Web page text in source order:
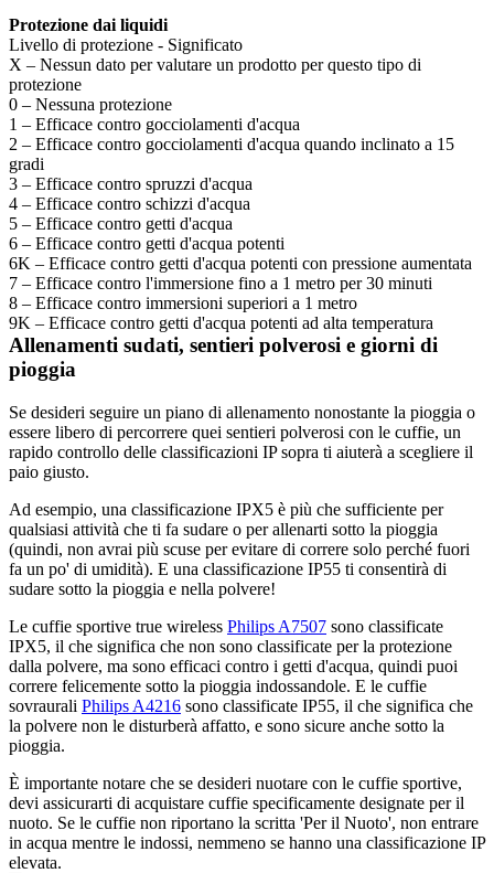
Protezione dai liquidi
Livello di protezione - Significato
X – Nessun dato per valutare un prodotto per questo tipo di
protezione
0 – Nessuna protezione
1 – Efficace contro gocciolamenti d'acqua
2 – Efficace contro gocciolamenti d'acqua quando inclinato a 15
gradi
3 – Efficace contro spruzzi d'acqua
4 – Efficace contro schizzi d'acqua
5 – Efficace contro getti d'acqua
6 – Efficace contro getti d'acqua potenti
6K – Efficace contro getti d'acqua potenti con pressione aumentata
7 – Efficace contro l'immersione fino a 1 metro per 30 minuti
8 – Efficace contro immersioni superiori a 1 metro
9K – Efficace contro getti d'acqua potenti ad alta temperatura
Allenamenti sudati, sentieri polverosi e giorni di
pioggia
Se desideri seguire un piano di allenamento nonostante la pioggia o
essere libero di percorrere quei sentieri polverosi con le cuffie, un
rapido controllo delle classificazioni IP sopra ti aiuterà a scegliere il
paio giusto.
Ad esempio, una classificazione IPX5 è più che sufficiente per
qualsiasi attività che ti fa sudare o per allenarti sotto la pioggia
(quindi, non avrai più scuse per evitare di correre solo perché fuori
fa un po' di umidità). E una classificazione IP55 ti consentirà di
sudare sotto la pioggia e nella polvere!
Le cuffie sportive true wireless Philips A7507 sono classificate
IPX5, il che significa che non sono classificate per la protezione
dalla polvere, ma sono efficaci contro i getti d'acqua, quindi puoi
correre felicemente sotto la pioggia indossandole. E le cuffie
sovraurali Philips A4216 sono classificate IP55, il che significa che
la polvere non le disturberà affatto, e sono sicure anche sotto la
pioggia.
È importante notare che se desideri nuotare con le cuffie sportive,
devi assicurarti di acquistare cuffie specificamente designate per il
nuoto. Se le cuffie non riportano la scritta 'Per il Nuoto', non entrare
in acqua mentre le indossi, nemmeno se hanno una classificazione IP
elevata.